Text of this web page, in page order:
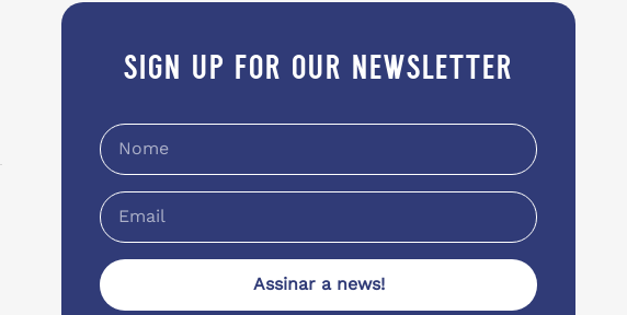
sign up for our newsletter
Assinar a news!